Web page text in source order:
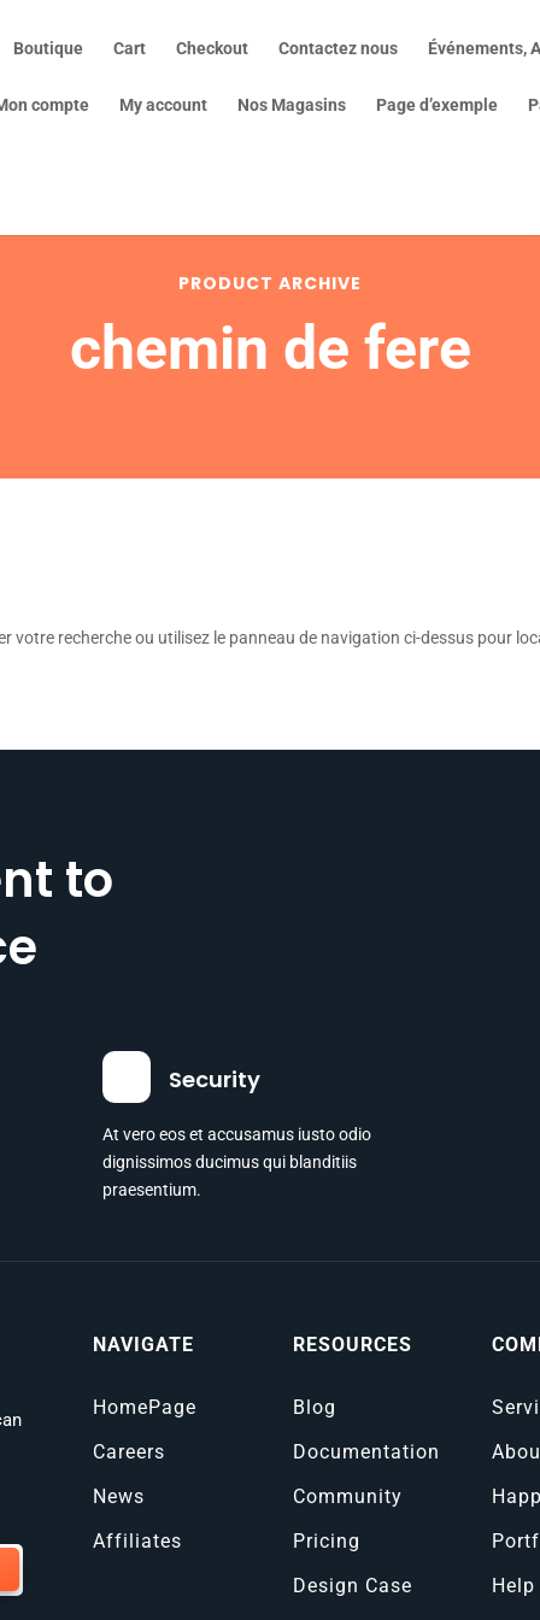
Boutique Cart Checkout Contactez nous Événements,
compte My account Nos Magasins Page d’exemple
PRODUCT ARCHIVE
chemin de fere
votre recherche ou utilisez le panneau de navigation ci-dessus pour
to
Security
At vero eos et accusamus iusto odio
dignissimos ducimus qui blanditiis
praesentium.
NAVIGATE
HomePage
Careers
News
Affiliates
RESOURCES
Blog
Documentation
Community
Pricing
Design Case
Help